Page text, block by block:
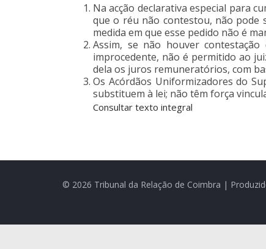
Na acção declarativa especial para
que o réu não contestou, não pode
medida em que esse pedido não é
Assim, se não houver
improcedente, não é permitido ao
dela os juros remuneratórios, com
Os Acórdãos Uniformizadores do
substituem à lei; não têm força
Consultar texto integral
© 2026 Tribunal da Relação de Coimbra |